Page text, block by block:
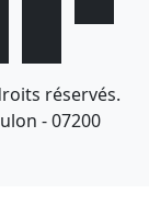
réservés.
- 07200